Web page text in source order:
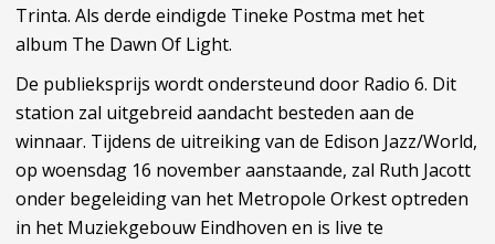
Trinta. Als derde eindigde Tineke Postma met het
album The Dawn Of Light.
De publieksprijs wordt ondersteund door Radio 6. Dit
station zal uitgebreid aandacht besteden aan de
winnaar. Tijdens de uitreiking van de Edison Jazz/World,
op woensdag 16 november aanstaande, zal Ruth Jacott
onder begeleiding van het Metropole Orkest optreden
in het Muziekgebouw Eindhoven en is live te